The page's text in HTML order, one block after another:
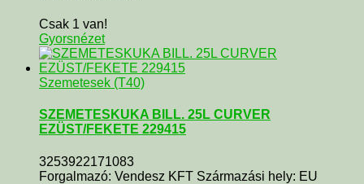
Csak 1 van!
Gyorsnézet
Szemetesek (T40)
SZEMETESKUKA BILL. 25L CURVER
EZÜST/FEKETE 229415
3253922171083
Forgalmazó: Vendesz KFT Származási hely: EU